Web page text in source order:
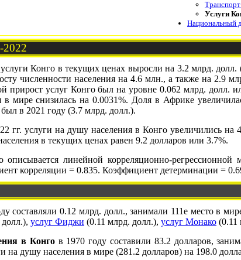
Услуги
Национальный
2022
Конго в текущих ценах выросли на 3.2 млрд.
численности населения на 4.6 млн., а также на 2.9
прирост услуг Конго был на уровне 0.062 млрд. долл.
в мире снизилась на 0.0031%. Доля в Африке
в 2021 году (3.7 млрд. долл.).
гг. услуги на душу населения в Конго увеличились на
в текущих ценах равен 9.2 долларов или 3.7%.
описывается линейной корреляционно-
корреляции = 0.835. Коэффициент детерминации =
составляли 0.12 млрд. долл., занимали 111е место в
услуг Фиджи (0.11 млрд. долл.), услуг Монако (0.11
в Конгов 1970 году составили 83.2 долларов,
на душу населения в мире (281.2 долларов) на 198.0